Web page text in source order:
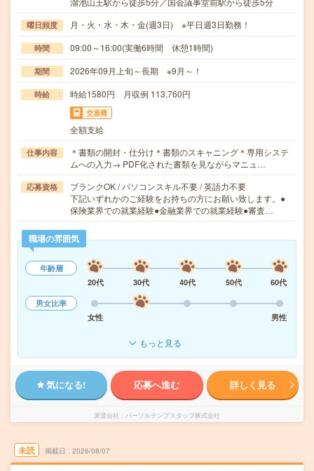
曜日頻度 月・火・水・木・金(週3日) ※平日週3日勤務！
時間 09:00～16:00(実働6時間 休憩1時間)
期間 2026年09月上旬～長期 ※9月～！
時給 時給1580円 月収例 113,760円
交通費
全額支給
仕事内容
＊書類の開封・仕分け＊書類のスキャニング＊専用システ
ムへの入力→ PDF化された書類を見ながらマニュ…
応募資格
ブランクOK / パソコンスキル不要 / 英語力不要
下記いずれかのご経験をお持ちの方にお願い致します。●
保険業界での就業経験●金融業界での就業経験●審査…
職場の雰囲気
年齢層
20代
30代 40代 50代
60代
男女比率
女性
男性
もっと見る
気になる! 応募へ進む 詳しく見る
派遣会社 パーソルテンプスタッフ株式会社
未読 掲載日 2026/08/07